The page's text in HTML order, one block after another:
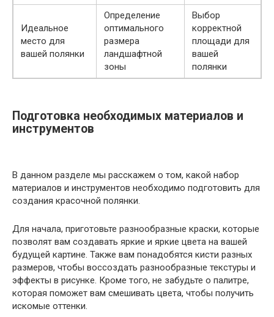
Идеальное
место для
вашей полянки
Определение
оптимального
размера
ландшафтной
зоны
Выбор
корректной
площади для
вашей
полянки
Подготовка необходимых материалов и
инструментов
В данном разделе мы расскажем о том, какой набор
материалов и инструментов необходимо подготовить для
создания красочной полянки.
Для начала, приготовьте разнообразные краски, которые
позволят вам создавать яркие и яркие цвета на вашей
будущей картине. Также вам понадобятся кисти разных
размеров, чтобы воссоздать разнообразные текстуры и
эффекты в рисунке. Кроме того, не забудьте о палитре,
которая поможет вам смешивать цвета, чтобы получить
искомые оттенки.